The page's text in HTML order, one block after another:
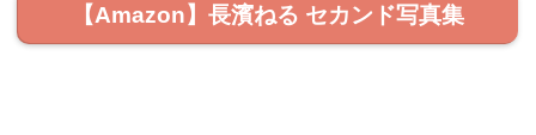
【Amazon】長濱ねる セカンド写真集